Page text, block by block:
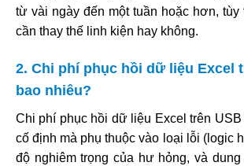
từ vài ngày đến một tuần hoặc hơn, tùy
cần thay thế linh kiện hay không.
2. Chi phí phục hồi dữ liệu Excel
bao nhiêu?
Chi phí phục hồi dữ liệu Excel trên
cố định mà phụ thuộc vào loại lỗi (logic
độ nghiêm trọng của hư hỏng, và